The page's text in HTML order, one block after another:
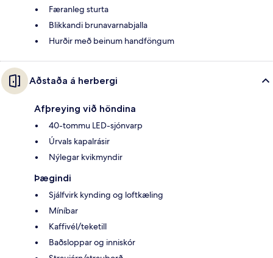
Færanleg sturta
Blikkandi brunavarnabjalla
Hurðir með beinum handföngum
Aðstaða á herbergi
Afþreying við höndina
40-tommu LED-sjónvarp
Úrvals kapalrásir
Nýlegar kvikmyndir
Þægindi
Sjálfvirk kynding og loftkæling
Míníbar
Kaffivél/teketill
Baðsloppar og inniskór